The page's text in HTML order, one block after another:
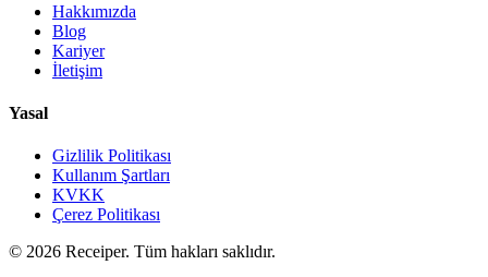
Hakkımızda
Blog
Kariyer
İletişim
Yasal
Gizlilik Politikası
Kullanım Şartları
KVKK
Çerez Politikası
© 2026 Receiper. Tüm hakları saklıdır.